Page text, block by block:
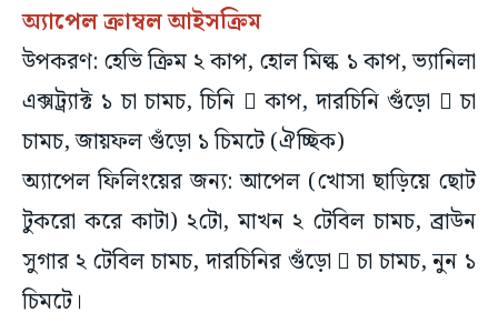
অ্যাপেল ক্রাম্বল আইসক্রিম
উপকরণ: হেভি ক্রিম ২ কাপ, হোল মিল্ক ১ কাপ, ভ্যানিলা
এক্সট্র্যাক্ট ১ চা চামচ, চিনি  কাপ, দারচিনি গুঁড়ো  চা
চামচ, জায়ফল গুঁড়ো ১ চিমটে (ঐচ্ছিক)
অ্যাপেল ফিলিংয়ের জন্য: আপেল (খোসা ছাড়িয়ে ছোট
টুকরো করে কাটা) ২টো, মাখন ২ টেবিল চামচ, ব্রাউন
সুগার ২ টেবিল চামচ, দারচিনির গুঁড়ো  চা চামচ, নুন ১
চিমটে।